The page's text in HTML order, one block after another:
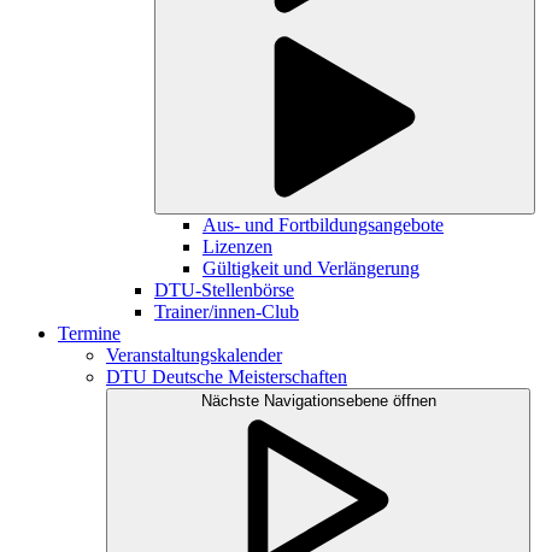
Aus- und Fortbildungsangebote
Lizenzen
Gültigkeit und Verlängerung
DTU-Stellenbörse
Trainer/innen-Club
Termine
Veranstaltungskalender
DTU Deutsche Meisterschaften
Nächste Navigationsebene öffnen